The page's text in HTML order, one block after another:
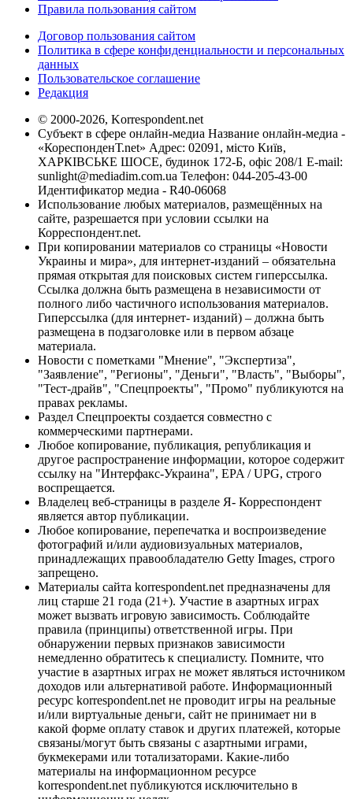
Правила пользования сайтом
Договор пользования сайтом
Политика в сфере конфиденциальности и персональных
данных
Пользовательское соглашение
Редакция
© 2000-2026, Korrespondent.net
Субъект в сфере онлайн-медиа Название онлайн-медиа -
«КореспонденТ.net» Адрес: 02091, місто Київ,
ХАРКІВСЬКЕ ШОСЕ, будинок 172-Б, офіс 208/1 E-mail:
sunlight@mediadim.com.ua Телефон: 044-205-43-00
Идентификатор медиа - R40-06068
Использование любых материалов, размещённых на
сайте, разрешается при условии ссылки на
Корреспондент.net.
При копировании материалов со страницы «Новости
Украины и мира», для интернет-изданий – обязательна
прямая открытая для поисковых систем гиперссылка.
Ссылка должна быть размещена в независимости от
полного либо частичного использования материалов.
Гиперссылка (для интернет- изданий) – должна быть
размещена в подзаголовке или в первом абзаце
материала.
Новости с пометками "Мнение", "Экспертиза",
"Заявление", "Регионы", "Деньги", "Власть", "Выборы",
"Тест-драйв", "Спецпроекты", "Промо" публикуются на
правах рекламы.
Раздел Спецпроекты создается совместно с
коммерческими партнерами.
Любое копирование, публикация, републикация и
другое распространение информации, которое содержит
ссылку на "Интерфакс-Украина", EPA / UPG, строго
воспрещается.
Владелец веб-страницы в разделе Я- Корреспондент
является автор публикации.
Любое копирование, перепечатка и воспроизведение
фотографий и/или аудиовизуальных материалов,
принадлежащих правообладателю Getty Images, строго
запрещено.
Материалы сайта korrespondent.net предназначены для
лиц старше 21 года (21+). Участие в азартных играх
может вызвать игровую зависимость. Соблюдайте
правила (принципы) ответственной игры. При
обнаружении первых признаков зависимости
немедленно обратитесь к специалисту. Помните, что
участие в азартных играх не может являться источником
доходов или альтернативой работе. Информационный
ресурс korrespondent.net не проводит игры на реальные
и/или виртуальные деньги, сайт не принимает ни в
какой форме оплату ставок и других платежей, которые
связаны/могут быть связаны с азартными играми,
букмекерами или тотализаторами. Какие-либо
материалы на информационном ресурсе
korrespondent.net публикуются исключительно в